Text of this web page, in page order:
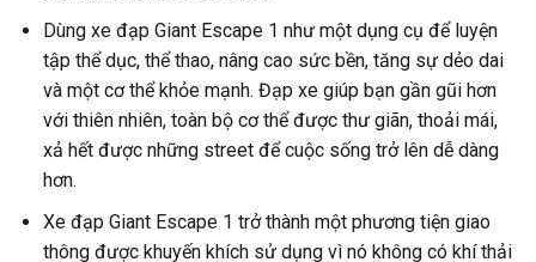
Dùng xe đạp Giant Escape 1 như một dụng cụ để luyện
tập thể dục, thể thao, nâng cao sức bền, tăng sự dẻo dai
và một cơ thể khỏe mạnh. Đạp xe giúp bạn gần gũi hơn
với thiên nhiên, toàn bộ cơ thể được thư giãn, thoải mái,
xả hết được những street để cuộc sống trở lên dễ dàng
hơn.
Xe đạp Giant Escape 1 trở thành một phương tiện giao
thông được khuyến khích sử dụng vì nó không có khí thải